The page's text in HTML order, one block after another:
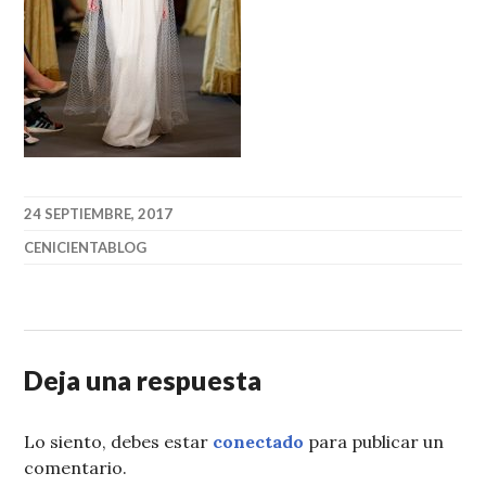
24 SEPTIEMBRE, 2017
CENICIENTABLOG
Deja una respuesta
Lo siento, debes estar conectado para publicar un
comentario.